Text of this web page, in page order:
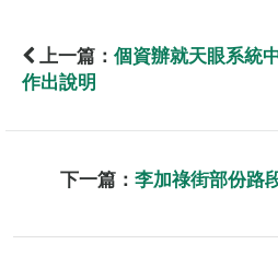
上一篇： 個資辦就天眼系統
作出說明
下一篇： 李加祿街部份路